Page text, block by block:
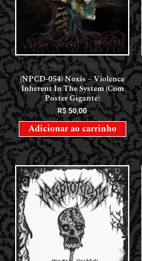
LANÇAMENTOS // RELEASES
(NPCD-054) Noxis – Violence
Inherent In The System (Com
Poster Gigante)
R$50,00
Adicionar ao carrinho